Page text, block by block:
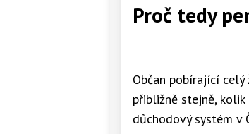
1997
Proč tedy
Občan pobírající
přibližně stejně,
důchodový systém v